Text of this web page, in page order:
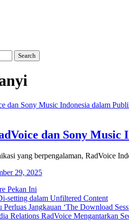
dan Sony Music
yang berpengalaman, RadVoice
29, 2025
Pekan Ini
setting dalam Unfiltered Content
Jangkauan ‘The Download
Relations RadVoice Mengantarkan